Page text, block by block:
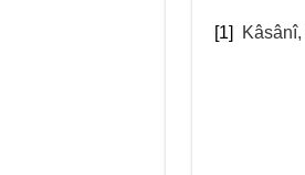
[1] Kâsânî,